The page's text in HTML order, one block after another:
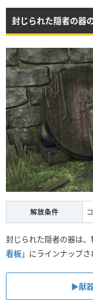
封じられた隠者の器
解放条件
封じられた隠者の器は
看板」にラインナップさ
▶︎献